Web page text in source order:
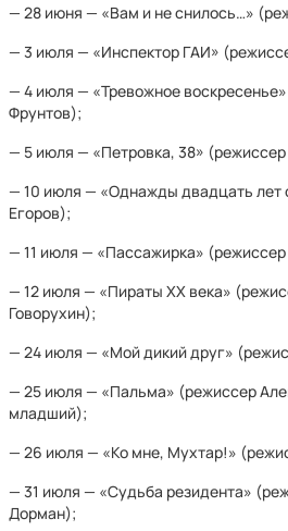
— 28 июня — «Вам и не снилось…»
— 3 июля — «Инспектор ГАИ»
— 4 июля — «Тревожное
Фрунтов);
— 5 июля — «Петровка, 38» (режиссер
— 10 июля — «Однажды двадцать лет
Егоров);
— 11 июля — «Пассажирка»
— 12 июля — «Пираты XX века»
Говорухин);
— 24 июля — «Мой дикий друг»
— 25 июля — «Пальма» (режиссер
младший);
— 26 июля — «Ко мне, Мухтар!»
— 31 июля — «Судьба резидента»
Дорман);